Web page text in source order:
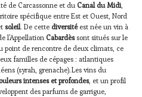
de Carcassonne et du Canal du Midi,
spécifique entre Est et Ouest, Nord
soleil. De cette diversitéest née un vin à
l’Appellation Cabardèssont situés sur le
point de rencontre de deux climats, ce
familles de cépages : atlantiques
(syrah, grenache).Les vins du
intenses et profondes, et un profil
des parfums de garrigue,